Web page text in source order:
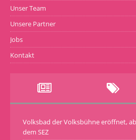
Unser Team
Unsere Partner
Jobs
Kontakt
Volksbad der Volksbühne eröffnet,
dem SEZ